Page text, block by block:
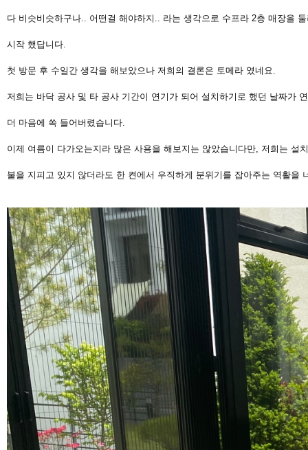
다 비슷비슷하구나.. 어떤걸 해야하지.. 라는 생각으로 수프라 2층 매장을
시작 했답니다.
첫 방문 후 수일간 생각을 해보았으나 저희의 결론은 토메라 였네요.
저희는 바닥 공사 및 타 공사 기간이 연기가 되어 설치하기로 했던 날짜가
더 마음에 쏙 들어버렸습니다.
이제 여름이 다가오는지라 많은 사용을 해보지는 않았습니다만, 저희는 설
불을 지피고 있지 않더라도 한 켠에서 우직하게 분위기를 잡아주는 역활을